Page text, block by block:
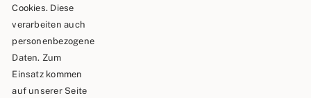
Cookies. Diese
verarbeiten auch
personenbezogene
Daten. Zum
Einsatz kommen
auf unserer Seite